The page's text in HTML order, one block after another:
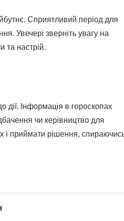
Сприятливий період для
Увечері зверніть увагу на
та настрій.
Інформація в гороскопах
чи керівництво для
і приймати рішення,